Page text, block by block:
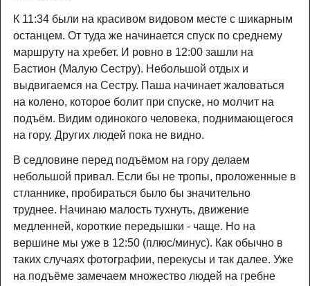
К 11:34 были на красивом видовом месте с шикарным
останцем. От туда же начинается спуск по среднему
маршруту на хребет. И ровно в 12:00 зашли на
Бастион (Малую Сестру). Небольшой отдых и
выдвигаемся на Сестру. Паша начинает жаловаться
на колено, которое болит при спуске, но молчит на
подъём. Видим одинокого человека, поднимающегося
на гору. Других людей пока не видно.
В седловине перед подъёмом на гору делаем
небольшой привал. Если бы не тропы, проложенные в
стланнике, пробираться было бы значительно
труднее. Начинаю малость тухнуть, движение
медленней, короткие передышки - чаще. Но на
вершине мы уже в 12:50 (плюс/минус). Как обычно в
таких случаях фотографии, перекусы и так далее. Уже
на подъёме замечаем множество людей на гребне